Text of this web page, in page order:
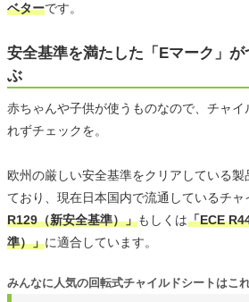
ベターです。
安全基準を満たした「Eマーク」
ぶ
赤ちゃんや子供が使うものなので、チャ
れずチェックを。
欧州の厳しい安全基準をクリアしている
ており、現在日本国内で流通しているチャ
R129（新安全基準）」もしくは「ECE
準）」に適合しています。
みんなに人気の回転式チャイルドシートはこれ